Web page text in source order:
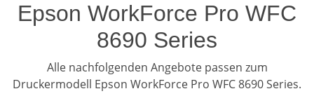
Epson WorkForce Pro WFC
8690 Series
Alle nachfolgenden Angebote passen zum
Druckermodell Epson WorkForce Pro WFC 8690 Series.